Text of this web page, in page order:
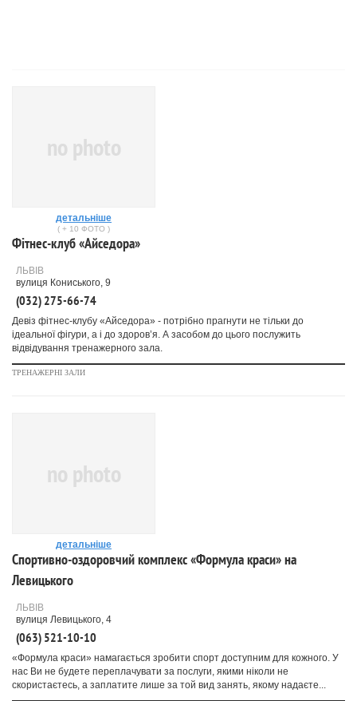
no photo
детальніше
( + 10 ФОТО )
Фітнес-клуб «Айседора»
ЛЬВІВ
вулиця Кониського, 9
(032) 275-66-74
Девіз фітнес-клубу «Айседора» - потрібно прагнути не тільки до
ідеальної фігури, а і до здоров’я. А засобом до цього послужить
відвідування тренажерного зала.
ТРЕНАЖЕРНІ ЗАЛИ
no photo
детальніше
Спортивно-оздоровчий комплекс «Формула краси» на
Левицького
ЛЬВІВ
вулиця Левицького, 4
(063) 521-10-10
«Формула краси» намагається зробити спорт доступним для кожного. У
нас Ви не будете переплачувати за послуги, якими ніколи не
скористаєтесь, а заплатите лише за той вид занять, якому надаєте...